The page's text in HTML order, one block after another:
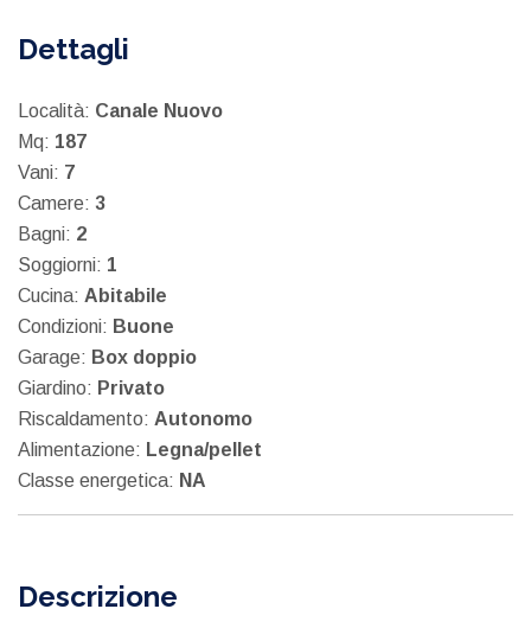
Dettagli
Località: Canale Nuovo
Mq: 187
Vani: 7
Camere: 3
Bagni: 2
Soggiorni: 1
Cucina: Abitabile
Condizioni: Buone
Garage: Box doppio
Giardino: Privato
Riscaldamento: Autonomo
Alimentazione: Legna/pellet
Classe energetica: NA
Descrizione